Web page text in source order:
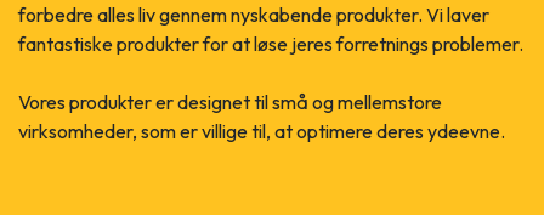
forbedre alles liv gennem nyskabende produkter. Vi laver
fantastiske produkter for at løse jeres forretnings problemer.
Vores produkter er designet til små og mellemstore
virksomheder, som er villige til, at optimere deres ydeevne.